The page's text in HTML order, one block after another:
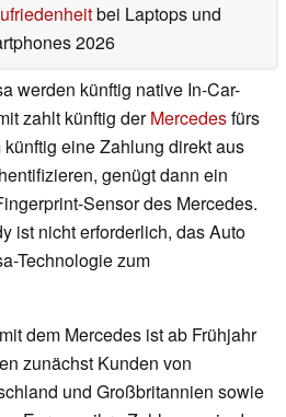
bei Laptops und
2026
werden künftig native In-Car-
zahlt künftig derMercedesfürs
eine Zahlung direkt aus
genügt dann ein
Sensor des Mercedes.
ist nicht erforderlich, das Auto
Technologie zum
dem Mercedes ist ab Frühjahr
zunächst Kunden von
und Großbritannien sowie